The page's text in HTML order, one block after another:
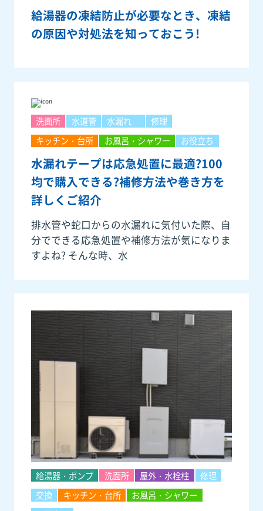
給湯器の凍結防止が必要なとき、凍結
の原因や対処法を知っておこう!
洗面所 水道管 水漏れ
修理
キッチン・台所
お風呂・シャワー お役立ち
水漏れテープは応急処置に最適?100
均で購入できる?補修方法や巻き方を
詳しくご紹介
排水管や蛇口からの水漏れに気付いた際、自
分でできる応急処置や補修方法が気になりま
すよね? そんな時、水
給湯器・ポンプ 洗面所 屋外・水栓柱
修理
交換
キッチン・台所
お風呂・シャワー